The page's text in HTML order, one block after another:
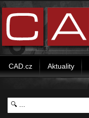
CAD.cz Aktuality